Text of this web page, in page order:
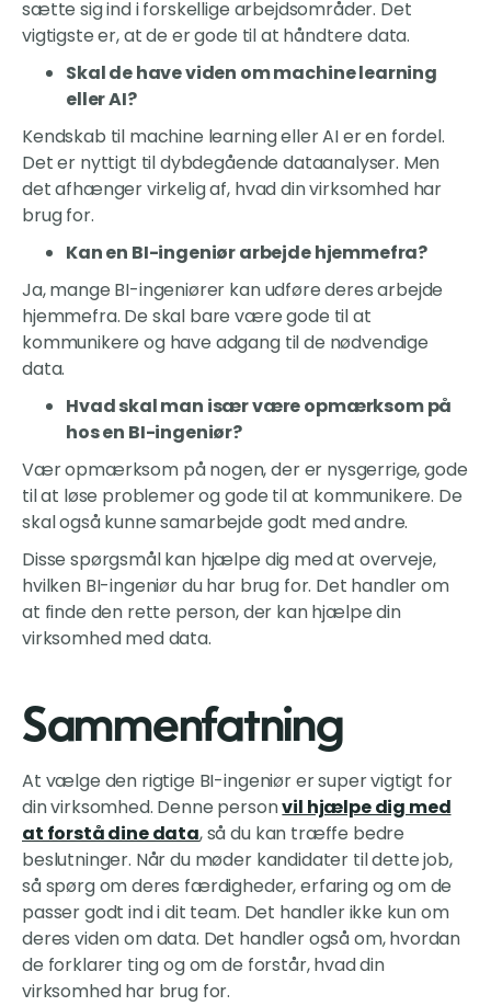
sætte sig ind i forskellige arbejdsområder. Det
vigtigste er, at de er gode til at håndtere data.
Skal de have viden om machine learning
eller AI?
Kendskab til machine learning eller AI er en fordel.
Det er nyttigt til dybdegående dataanalyser. Men
det afhænger virkelig af, hvad din virksomhed har
brug for.
Kan en BI-ingeniør arbejde hjemmefra?
Ja, mange BI-ingeniører kan udføre deres arbejde
hjemmefra. De skal bare være gode til at
kommunikere og have adgang til de nødvendige
data.
Hvad skal man især være opmærksom på
hos en BI-ingeniør?
Vær opmærksom på nogen, der er nysgerrige, gode
til at løse problemer og gode til at kommunikere. De
skal også kunne samarbejde godt med andre.
Disse spørgsmål kan hjælpe dig med at overveje,
hvilken BI-ingeniør du har brug for. Det handler om
at finde den rette person, der kan hjælpe din
virksomhed med data.
Sammenfatning
At vælge den rigtige BI-ingeniør er super vigtigt for
din virksomhed. Denne personvil hjælpe dig med
at forstå dine data, så du kan træffe bedre
beslutninger. Når du møder kandidater til dette job,
så spørg om deres færdigheder, erfaring og om de
passer godt ind i dit team. Det handler ikke kun om
deres viden om data. Det handler også om, hvordan
de forklarer ting og om de forstår, hvad din
virksomhed har brug for.